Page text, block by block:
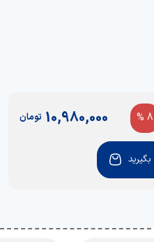
8 %
10,980,000 تومان